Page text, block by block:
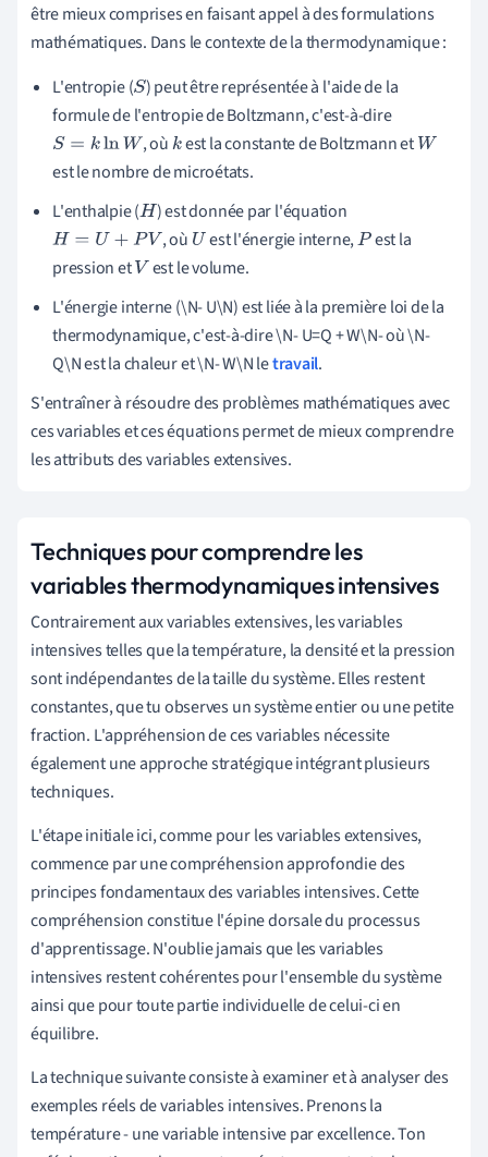
être mieux comprises en faisant appel à des formulations
mathématiques. Dans le contexte de la thermodynamique :
L'entropie (S) peut être représentée à l'aide de la
formule de l'entropie de Boltzmann, c'est-à-dire
S= klnW , oùkest la constante de Boltzmann et W
est le nombre de microétats.
L'enthalpie (H ) est donnée par l'équation
H= U+ PV , où U est l'énergie interne,P est la
pression etV est le volume.
L'énergie interne (\N- U\N) est liée à la première loi de la
thermodynamique, c'est-à-dire \N- U=Q + W\N- où \N-
Q\N est la chaleur et \N- W\N letravail.
S'entraîner à résoudre des problèmes mathématiques avec
ces variables et ces équations permet de mieux comprendre
les attributs des variables extensives.
Techniques pour comprendre les
variables thermodynamiques intensives
Contrairement aux variables extensives, les variables
intensives telles que la température, la densité et la pression
sont indépendantes de la taille du système. Elles restent
constantes, que tu observes un système entier ou une petite
fraction. L'appréhension de ces variables nécessite
également une approche stratégique intégrant plusieurs
techniques.
L'étape initiale ici, comme pour les variables extensives,
commence par une compréhension approfondie des
principes fondamentaux des variables intensives. Cette
compréhension constitue l'épine dorsale du processus
d'apprentissage. N'oublie jamais que les variables
intensives restent cohérentes pour l'ensemble du système
ainsi que pour toute partie individuelle de celui-ci en
équilibre.
La technique suivante consiste à examiner et à analyser des
exemples réels de variables intensives. Prenons la
température - une variable intensive par excellence. Ton